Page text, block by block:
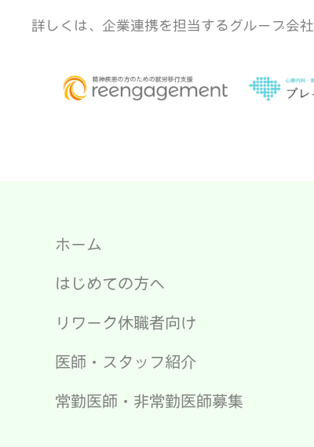
詳しくは、企業連携を担当するグループ会社
ホーム
はじめての方へ
リワーク休職者向け
医師・スタッフ紹介
常勤医師・非常勤医師募集